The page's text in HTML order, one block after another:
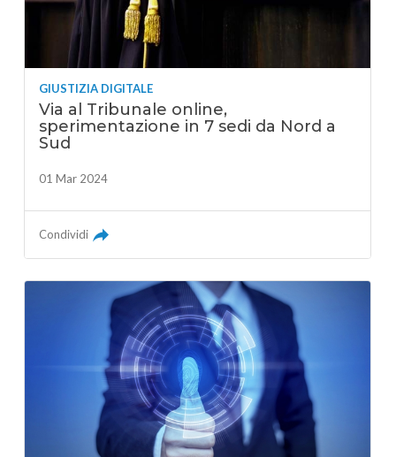
GIUSTIZIA DIGITALE
Via al Tribunale online,
sperimentazione in 7 sedi da Nord a
Sud
01 Mar 2024
Condividi